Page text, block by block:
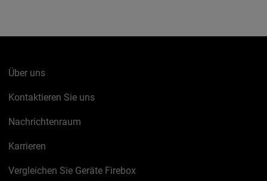
Über uns
Kontaktieren Sie uns
Nachrichtenraum
Karrieren
Vergleichen Sie Geräte Firebox